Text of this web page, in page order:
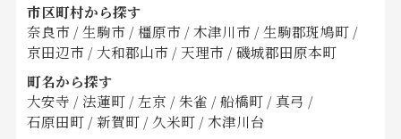
市区町村から探す
奈良市 / 生駒市 / 橿原市 / 木津川市 / 生駒郡斑鳩町 /
京田辺市 / 大和郡山市 / 天理市 / 磯城郡田原本町
町名から探す
大安寺 / 法蓮町 / 左京 / 朱雀 / 船橋町 / 真弓 /
石原田町 / 新賀町 / 久米町 / 木津川台